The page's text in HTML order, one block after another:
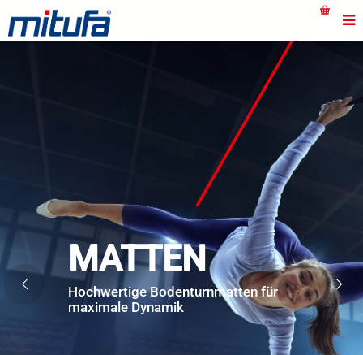
MATTEN
Hochwertige Bodenturnmatten für
maximale Dynamik